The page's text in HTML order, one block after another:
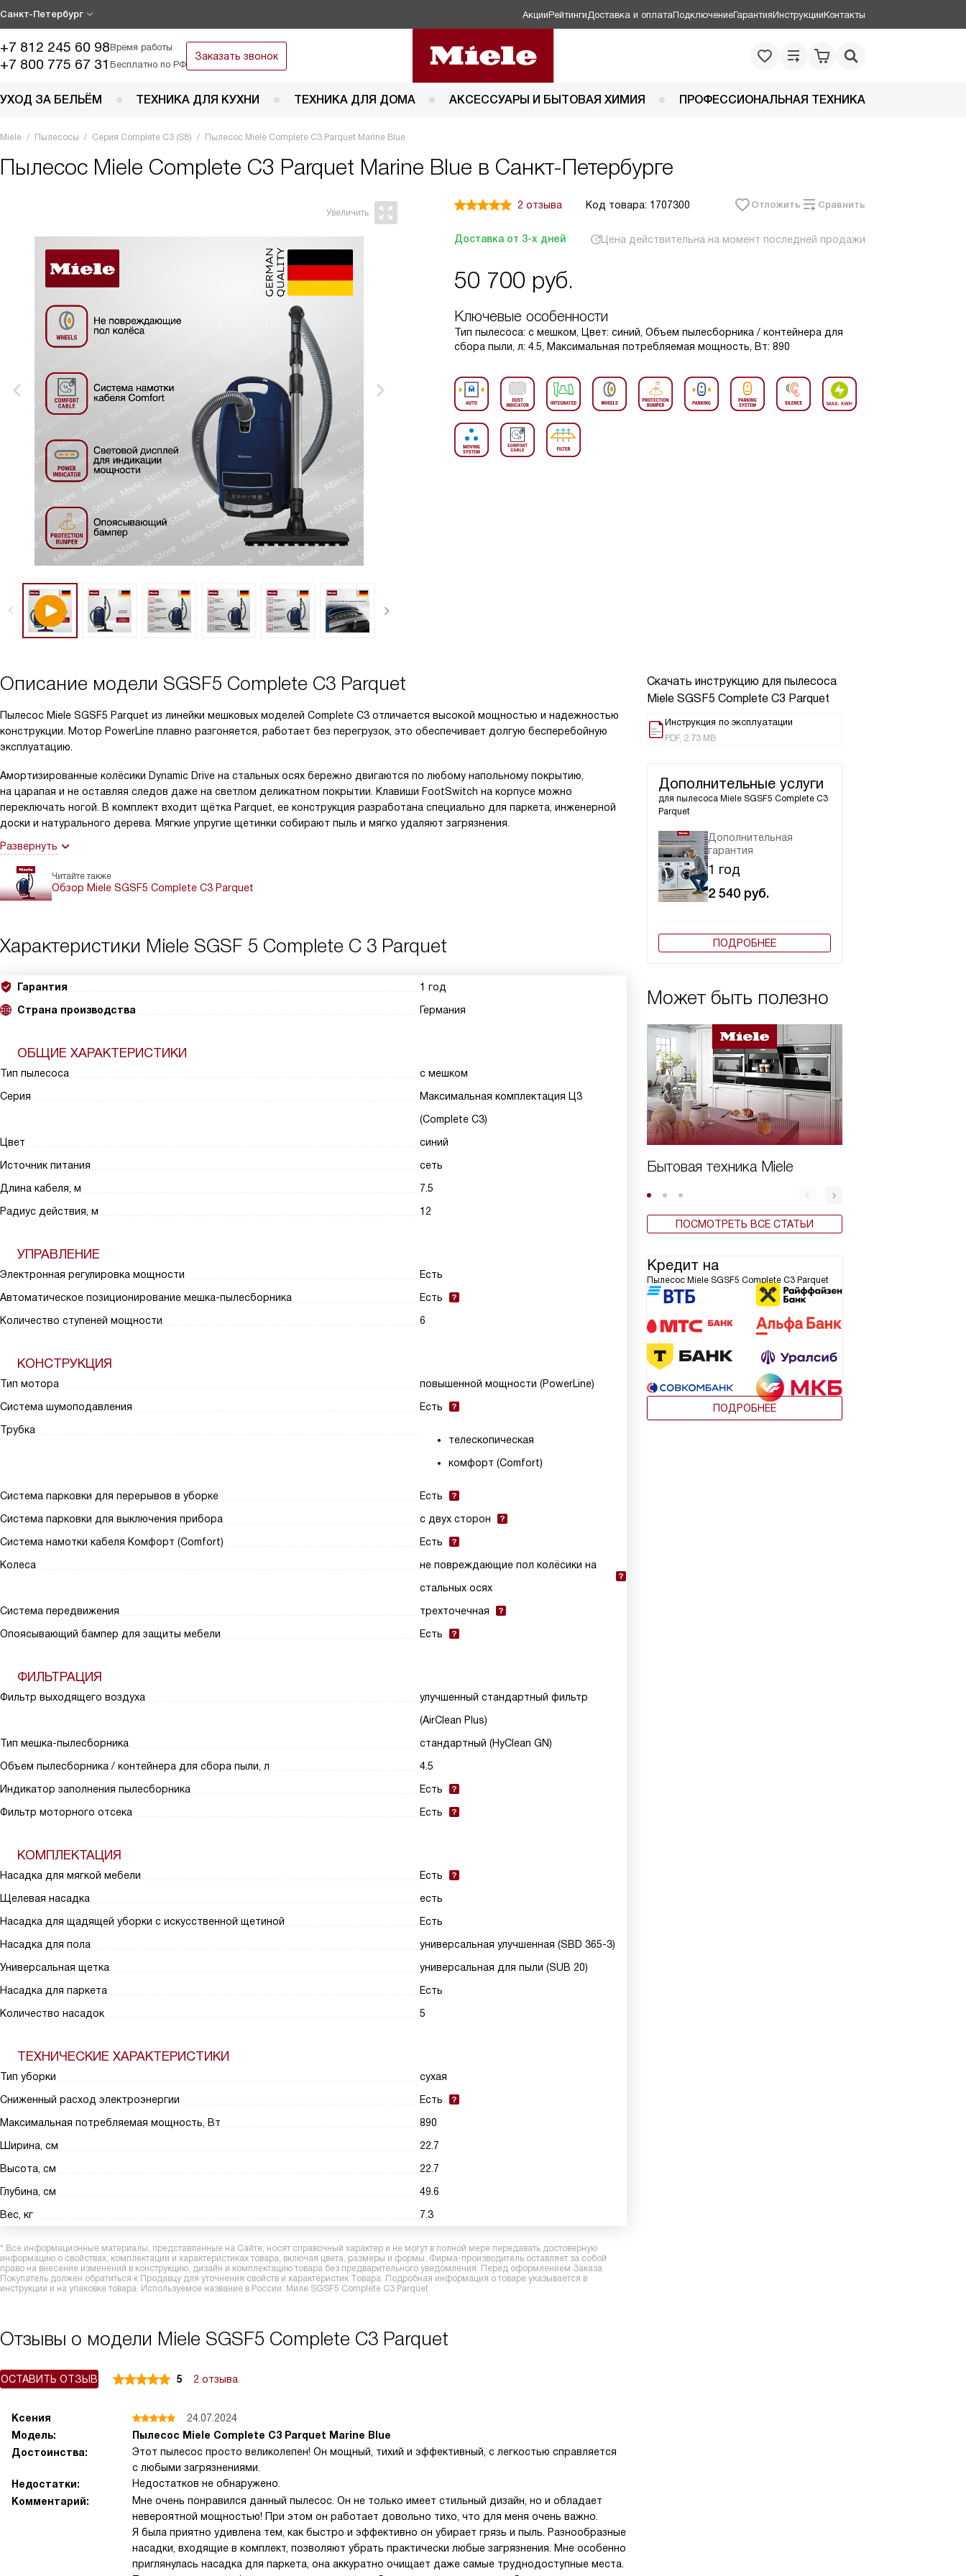
Санкт-Петербург АкцииРейтинги Доставка и оплатаПодключениеГарантияИнструкцииКонтакты
+7 812 245 60 98Время работы
+7 800 775 67 31 Бесплатно по РФ
Заказать звонок
УХОД ЗА БЕЛЬЁМ ТЕХНИКА ДЛЯ КУХНИ ТЕХНИКА ДЛЯ ДОМА АКСЕССУАРЫ И БЫТОВАЯ ХИМИЯ ПРОФЕССИОНАЛЬНАЯ ТЕХНИКА
Miele Пылесосы Серия Complete C3 (S8) Пылесос Miele Complete C3 Parquet Marine Blue
Пылесос Miele Complete C3 Parquet Marine Blue в Санкт-Петербурге
2 отзыва Код товара: 1707300 Отложить Сравнить
Доставка от 3-х дней Цена действительна на момент последней продажи
50 700 руб.
Ключевые особенности
Тип пылесоса: с мешком, Цвет: синий, Объем пылесборника / контейнера для
сбора пыли, л: 4.5, Максимальная потребляемая мощность, Вт: 890
Скачать инструкцию для пылесоса
Miele SGSF5 Complete C3 Parquet
Инструкция по эксплуатации
PDF, 2.73 MB
Дополнительные услуги
для пылесоса Miele SGSF5 Complete C3
Parquet
Дополнительная
гарантия
1 год
2 540 руб.
ПОДРОБНЕЕ
Может быть полезно
Бытовая техника Miele
ПОСМОТРЕТЬ ВСЕ СТАТЬИ
Кредит на
Пылесос Miele SGSF5 Complete C3 Parquet
ПОДРОБНЕЕ
Описание модели SGSF5 Complete C3 Parquet
Пылесос Miele SGSF5 Parquet из линейки мешковых моделей Complete C3 отличается высокой мощностью и надежностью
конструкции. Мотор PowerLine плавно разгоняется, работает без перегрузок, это обеспечивает долгую бесперебойную
эксплуатацию.
Амортизированные колёсики Dynamic Drive на стальных осях бережно двигаются по любому напольному покрытию,
на царапая и не оставляя следов даже на светлом деликатном покрытии. Клавиши FootSwitch на корпусе можно
переключать ногой. В комплект входит щётка Parquet, ее конструкция разработана специально для паркета, инженерной
доски и натурального дерева. Мягкие упругие щетинки собирают пыль и мягко удаляют загрязнения.
Развернуть
Читайте также
Обзор Miele SGSF5 Complete C3 Parquet
Характеристики Miele SGSF 5 Complete C 3 Parquet
Гарантия
1 год
Страна производства
Германия
ОБЩИЕ ХАРАКТЕРИСТИКИ
Тип пылесоса
с мешком
Серия
Максимальная комплектация Ц3
(Complete C3)
Цвет
синий
Источник питания
сеть
Длина кабеля, м
7.5
Радиус действия, м
12
УПРАВЛЕНИЕ
Электронная регулировка мощности
Есть
Автоматическое позиционирование мешка-пылесборника
Есть
Количество ступеней мощности
6
КОНСТРУКЦИЯ
Тип мотора
повышенной мощности (PowerLine)
Система шумоподавления
Есть
Трубка
телескопическая
комфорт (Comfort)
Система парковки для перерывов в уборке
Есть
Система парковки для выключения прибора
с двух сторон
Система намотки кабеля Комфорт (Comfort)
Есть
Колеса
не повреждающие пол колёсики на
стальных осях
Система передвижения
трехточечная
Опоясывающий бампер для защиты мебели
Есть
ФИЛЬТРАЦИЯ
Фильтр выходящего воздуха
улучшенный стандартный фильтр
(AirClean Plus)
Тип мешка-пылесборника
стандартный (HyClean GN)
Объем пылесборника / контейнера для сбора пыли, л
4.5
Индикатор заполнения пылесборника
Есть
Фильтр моторного отсека
Есть
КОМПЛЕКТАЦИЯ
Насадка для мягкой мебели
Есть
Щелевая насадка
есть
Насадка для щадящей уборки с искусственной щетиной
Есть
Насадка для пола
универсальная улучшенная (SBD 365-3)
Универсальная щетка
универсальная для пыли (SUB 20)
Насадка для паркета
Есть
Количество насадок
5
ТЕХНИЧЕСКИЕ ХАРАКТЕРИСТИКИ
Тип уборки
сухая
Сниженный расход электроэнергии
Есть
Максимальная потребляемая мощность, Вт
890
Ширина, см
22.7
Высота, см
22.7
Глубина, см
49.6
Вес, кг
7.3
* Все информационные материалы, представленные на Сайте, носят справочный характер и не могут в полной мере передавать достоверную
информацию о свойствах, комплектации и характеристиках товара, включая цвета, размеры и формы. Фирма-производитель оставляет за собой
право на внесение изменений в конструкцию, дизайн и комплектацию товара без предварительного уведомления. Перед оформлением Заказа
Покупатель должен обратиться к Продавцу для уточнения свойств и характеристик Товара. Подробная информация о товаре указывается в
инструкции и на упаковке товара. Используемое название в России: Миле SGSF5 Complete C3 Parquet
Отзывы о модели Miele SGSF5 Complete C3 Parquet
5 2 отзыва
ОСТАВИТЬ ОТЗЫВ
Ксения
24.07.2024
Модель:
Пылесос Miele Complete C3 Parquet Marine Blue
Достоинства:
Этот пылесос просто великолепен! Он мощный, тихий и эффективный, с легкостью справляется
с любыми загрязнениями.
Недостатки:
Недостатков не обнаружено.
Комментарий:
Мне очень понравился данный пылесос. Он не только имеет стильный дизайн, но и обладает
невероятной мощностью! При этом он работает довольно тихо, что для меня очень важно.
Я была приятно удивлена тем, как быстро и эффективно он убирает грязь и пыль. Разнообразные
насадки, входящие в комплект, позволяют убрать практически любые загрязнения. Мне особенно
приглянулась насадка для паркета, она аккуратно очищает даже самые труднодоступные места.